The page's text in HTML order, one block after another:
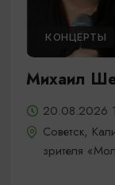
КОНЦЕРТЫ
Михаил
20.08.2026
Советск,
зрителя